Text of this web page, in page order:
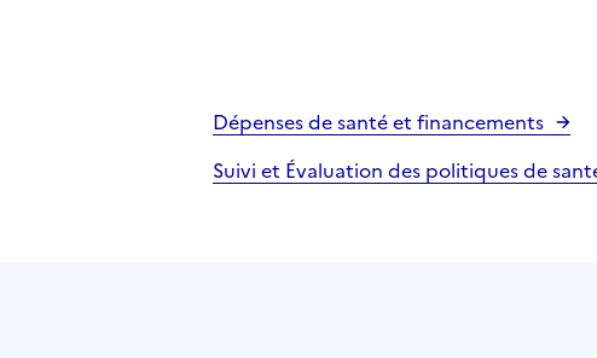
Dépenses de santé et financements
Suivi et Évaluation des politiques de